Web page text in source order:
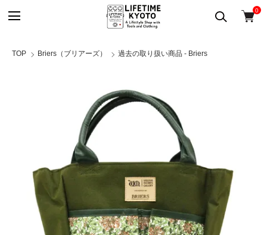
0
TOP Briers（ブリアーズ） 過去の取り扱い商品 - Briers